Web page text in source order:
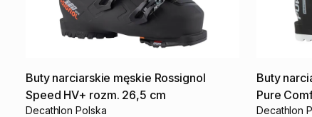
Buty narciarskie męskie Rossignol
Speed HV+ rozm. 26​,​5 cm
Decathlon Polska
Buty
Pure
Decathlon